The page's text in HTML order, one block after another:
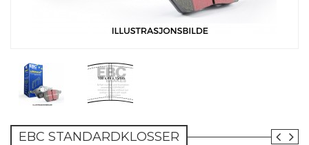
EBC STANDARDKLOSSER